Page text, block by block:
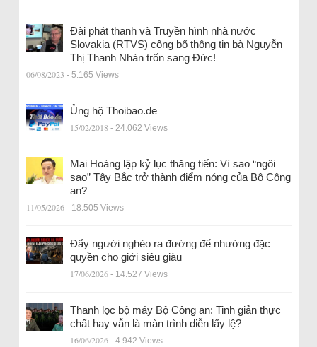
Đài phát thanh và Truyền hình nhà nước
Slovakia (RTVS) công bố thông tin bà Nguyễn
Thị Thanh Nhàn trốn sang Đức!
06/08/2023 - 5.165 Views
Ủng hộ Thoibao.de
15/02/2018 - 24.062 Views
Mai Hoàng lập kỷ lục thăng tiến: Vì sao “ngôi
sao” Tây Bắc trở thành điểm nóng của Bộ Công
an?
11/05/2026 - 18.505 Views
Đẩy người nghèo ra đường để nhường đặc
quyền cho giới siêu giàu
17/06/2026 - 14.527 Views
Thanh lọc bộ máy Bộ Công an: Tinh giản thực
chất hay vẫn là màn trình diễn lấy lệ?
16/06/2026 - 4.942 Views